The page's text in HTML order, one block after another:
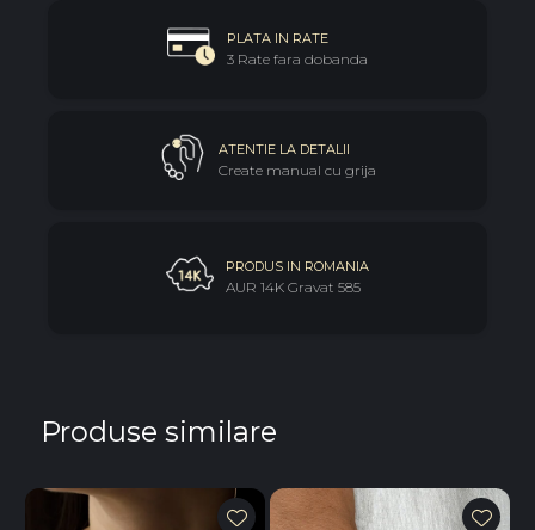
PLATA IN RATE
3 Rate fara dobanda
ATENTIE LA DETALII
Create manual cu grija
PRODUS IN ROMANIA
AUR 14K Gravat 585
Produse similare